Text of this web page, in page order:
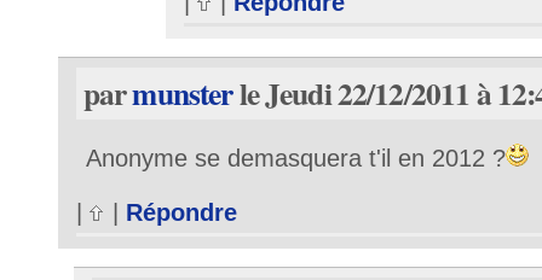
parmunsterle Jeudi 22/12/2011 à
Anonyme se demasquera t'il en 2012 ?
Répondre